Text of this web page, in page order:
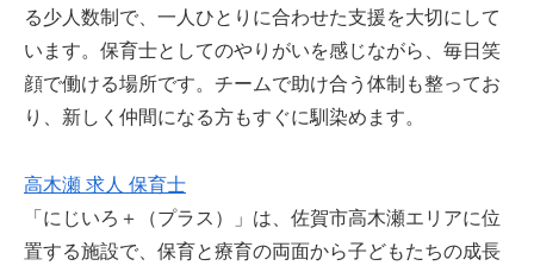
る少人数制で、一人ひとりに合わせた支援を大切にして
います。保育士としてのやりがいを感じながら、毎日笑
顔で働ける場所です。チームで助け合う体制も整ってお
り、新しく仲間になる方もすぐに馴染めます。
高木瀬 求人 保育士
「にじいろ＋（プラス）」は、佐賀市高木瀬エリアに位
置する施設で、保育と療育の両面から子どもたちの成長